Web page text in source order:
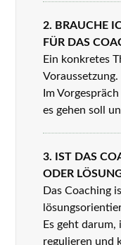
2. BRAUCHE
FÜR DAS
Ein konkretes
Voraussetzung.
Im
es gehen soll
3. IST DAS
ODER
Das Coaching
Es geht darum,
regulieren und